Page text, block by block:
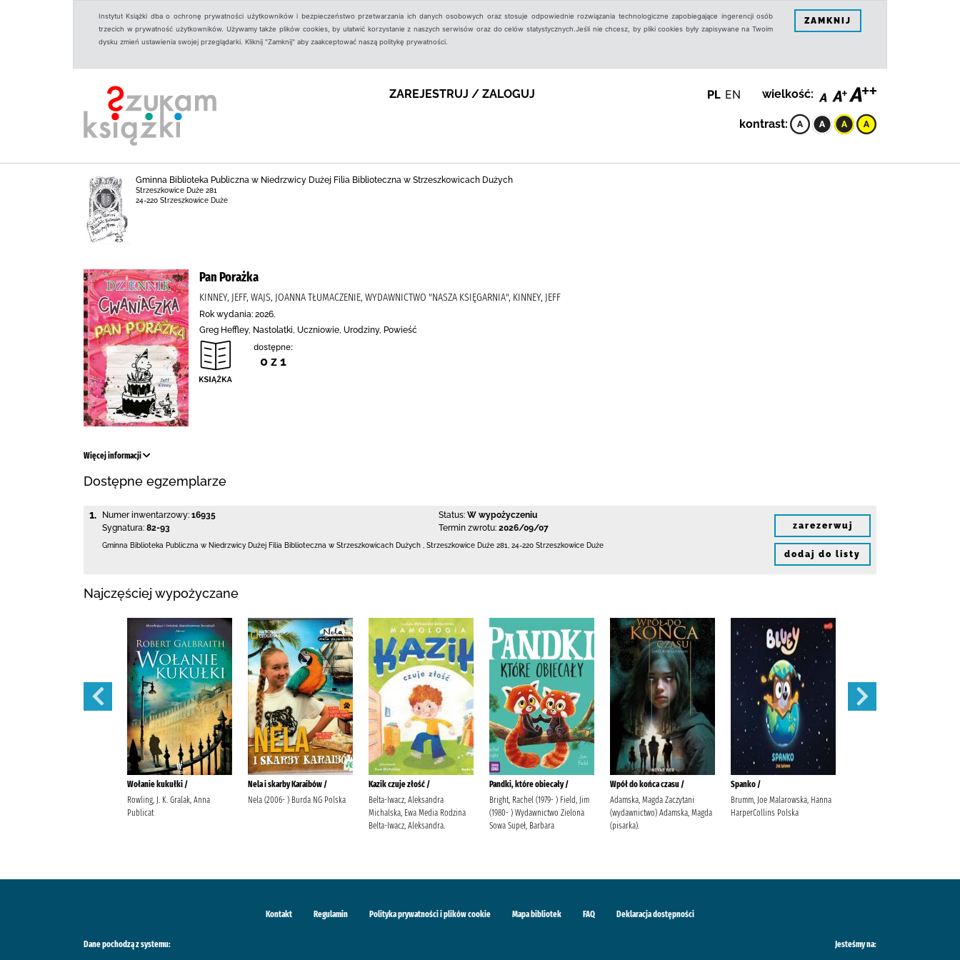
Instytut Książki dba o ochronę prywatności użytkowników i bezpieczeństwo przetwarzania ich danych osobowych oraz stosuje odpowiednie rozwiązania technologiczne zapobiegające ingerencji osób
trzecich w prywatność użytkowników. Używamy także plików cookies, by ułatwić korzystanie z naszych serwisów oraz do celów statystycznych.Jeśli nie chcesz, by pliki cookies były zapisywane na Twoim
dysku zmień ustawienia swojej przeglądarki. Kliknij "Zamknij" aby zaakceptować naszą politykę prywatności.
ZAMKNIJ
ZAREJESTRUJ / ZALOGUJ PL EN wielkość:
kontrast:
Gminna Biblioteka Publiczna w Niedrzwicy Dużej Filia Biblioteczna w Strzeszkowicach Dużych
Strzeszkowice Duże 281
24-220 Strzeszkowice Duże
Pan Porażka
KINNEY, JEFF, WAJS, JOANNA TŁUMACZENIE, WYDAWNICTWO "NASZA KSIĘGARNIA", KINNEY, JEFF
Rok wydania: 2026.
Greg Heffley, Nastolatki, Uczniowie, Urodziny, Powieść
dostępne:
0 z 1
Więcej informacji
Dostępne egzemplarze
1. Numer inwentarzowy: 16935
Sygnatura: 82-93
Status: W wypożyczeniu
Termin zwrotu: 2026/09/07
Gminna Biblioteka Publiczna w Niedrzwicy Dużej Filia Biblioteczna w Strzeszkowicach Dużych Strzeszkowice Duże 281 24-220 Strzeszkowice Duże
zarezerwuj
dodaj do listy
Najczęściej wypożyczane
Wołanie kukułki /
Rowling, J. K. Gralak, Anna
Publicat
Nela i skarby Karaibów /
Nela (2006- ) Burda NG Polska
Kazik czuje złość /
Belta-Iwacz, Aleksandra
Michalska, Ewa Media Rodzina
Belta-Iwacz, Aleksandra.
Pandki, które obiecały /
Bright, Rachel (1979- ) Field, Jim
(1980- ) Wydawnictwo Zielona
Sowa Supeł, Barbara
Wpół do końca czasu /
Adamska, Magda Zaczytani
(wydawnictwo) Adamska, Magda
(pisarka).
Spanko /
Brumm, Joe Malarowska, Hanna
HarperCollins Polska
Kontakt Regulamin Polityka prywatności i plików cookie Mapa bibliotek FAQ Deklaracja dostępności
Dane pochodzą z systemu: Jesteśmy na: